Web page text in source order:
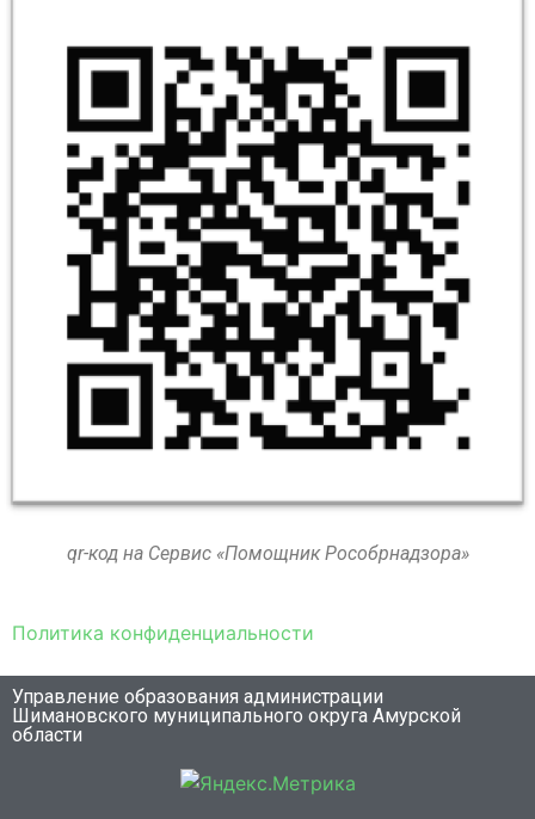
qr-код на Сервис «Помощник Рособрнадзора»
Политика конфиденциальности
Управление образования администрации
Шимановского муниципального округа Амурской
области